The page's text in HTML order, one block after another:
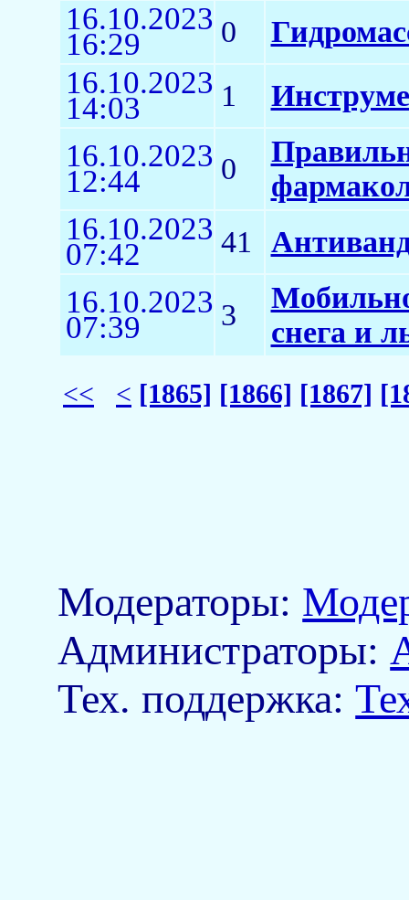
16.10.2023
16:29 0
16.10.2023
14:03 1
16.10.2023
12:44 0
16.10.2023
07:42 41
16.10.2023
07:39 3
снега и
<< < [1865] [1866] [1867]
Модераторы:
Aдминистраторы:
Тех. поддержка: